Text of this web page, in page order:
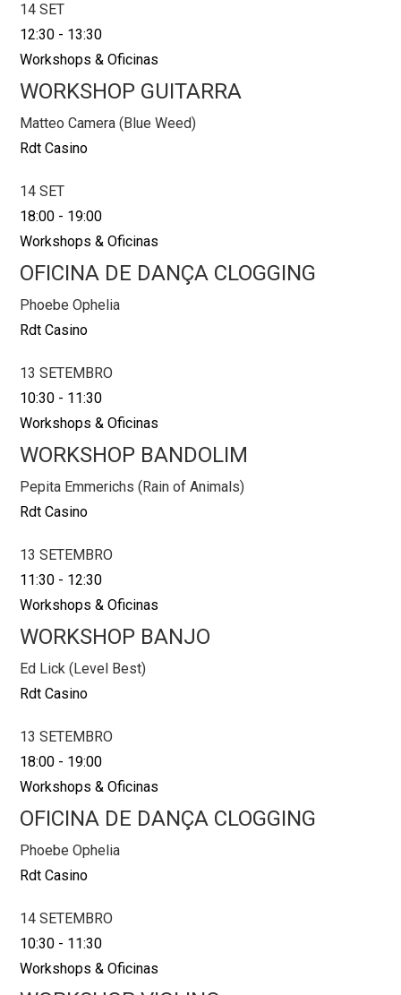
14 SET
12:30 - 13:30
Workshops & Oficinas
WORKSHOP GUITARRA
Matteo Camera (Blue Weed)
Rdt Casino
14 SET
18:00 - 19:00
Workshops & Oficinas
OFICINA DE DANÇA CLOGGING
Phoebe Ophelia
Rdt Casino
13 SETEMBRO
10:30 - 11:30
Workshops & Oficinas
WORKSHOP BANDOLIM
Pepita Emmerichs (Rain of Animals)
Rdt Casino
13 SETEMBRO
11:30 - 12:30
Workshops & Oficinas
WORKSHOP BANJO
Ed Lick (Level Best)
Rdt Casino
13 SETEMBRO
18:00 - 19:00
Workshops & Oficinas
OFICINA DE DANÇA CLOGGING
Phoebe Ophelia
Rdt Casino
14 SETEMBRO
10:30 - 11:30
Workshops & Oficinas